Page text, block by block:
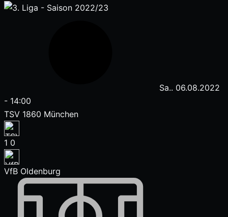
Sa.. 06.08.2022
- 14:00
TSV 1860 München
1 0
VfB Oldenburg